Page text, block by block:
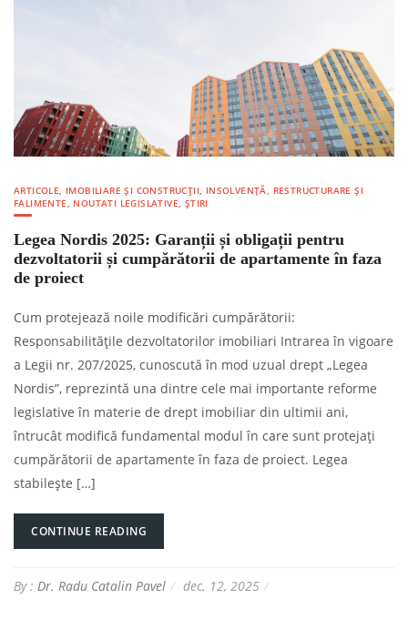
ARTICOLE, IMOBILIARE ȘI CONSTRUCȚII, INSOLVENȚĂ, RESTRUCTURARE ȘI
FALIMENTE, NOUTATI LEGISLATIVE, ȘTIRI
Legea Nordis 2025: Garanții și obligații pentru
dezvoltatorii și cumpărătorii de apartamente în faza
de proiect
Cum protejează noile modificări cumpărătorii:
Responsabilitățile dezvoltatorilor imobiliari Intrarea în vigoare
a Legii nr. 207/2025, cunoscută în mod uzual drept „Legea
Nordis”, reprezintă una dintre cele mai importante reforme
legislative în materie de drept imobiliar din ultimii ani,
întrucât modifică fundamental modul în care sunt protejați
cumpărătorii de apartamente în faza de proiect. Legea
stabilește […]
CONTINUE READING
By : Dr. Radu Catalin Pavel dec. 12, 2025